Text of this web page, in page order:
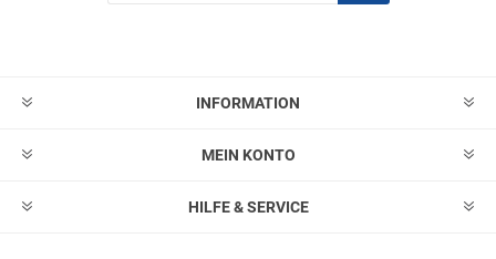
INFORMATION
MEIN KONTO
HILFE & SERVICE